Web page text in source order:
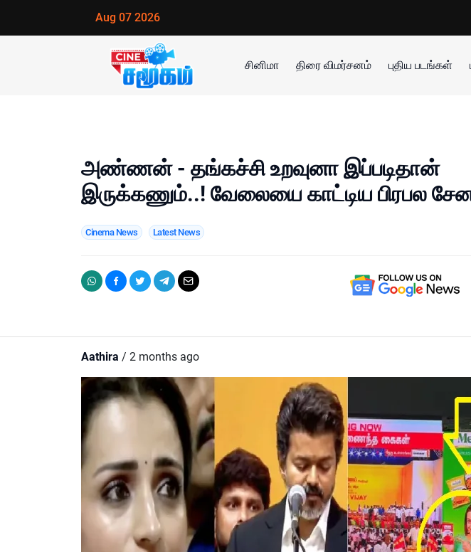
Aug 07 2026
சினிமா திரை விமர்சனம் புதிய படங்கள்
அண்ணன் - தங்கச்சி உறவுனா இப்படிதான்
இருக்கணும்..! வேலையை காட்டிய பிரபல
Cinema News Latest News
Aathira / 2 months ago